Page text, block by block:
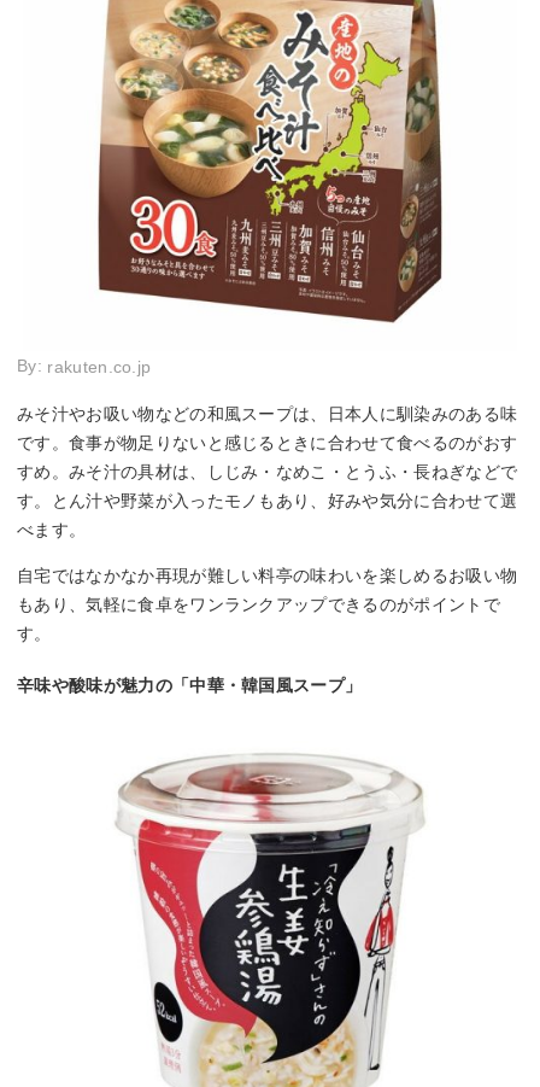
By: rakuten.co.jp
みそ汁やお吸い物などの和風スープは、日本人に馴染みのある味
です。食事が物足りないと感じるときに合わせて食べるのがおす
すめ。みそ汁の具材は、しじみ・なめこ・とうふ・長ねぎなどで
す。とん汁や野菜が入ったモノもあり、好みや気分に合わせて選
べます。
自宅ではなかなか再現が難しい料亭の味わいを楽しめるお吸い物
もあり、気軽に食卓をワンランクアップできるのがポイントで
す。
辛味や酸味が魅力の「中華・韓国風スープ」